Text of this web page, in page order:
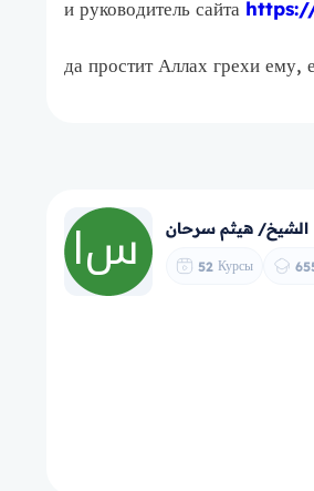
и руководитель сайта
да простит Аллах грехи ему,
الشيخ/ هيثم سرحان
52 Курсы